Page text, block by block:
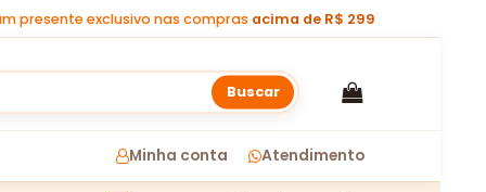
presente exclusivo nas compras acima de R$ 299
Buscar
Minha conta Atendimento